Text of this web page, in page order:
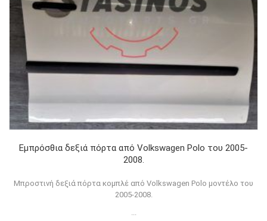
Εμπρόσθια δεξιά πόρτα από Volkswagen Polo του 2005-
2008.
Μπροστινή δεξιά πόρτα κομπλέ από Volkswagen Polo μοντέλο του
2005-2008.